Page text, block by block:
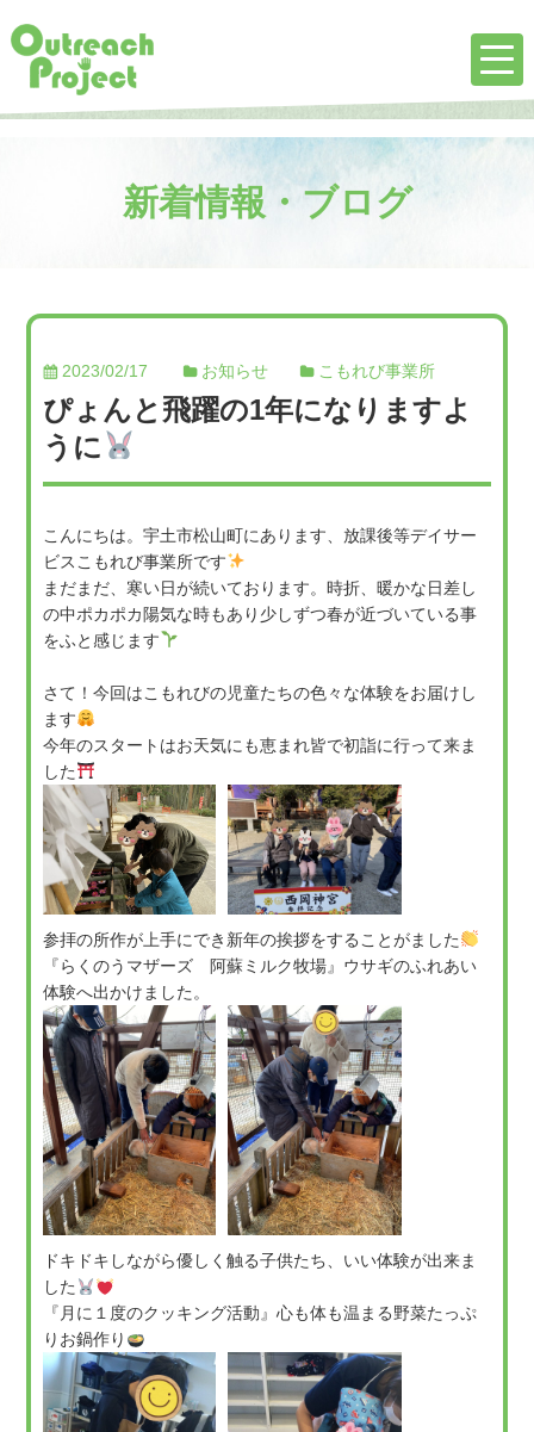
新着情報・ブログ
2023/02/17 お知らせ こもれび事業所
ぴょんと飛躍の1年になりますよ
うに
こんにちは。宇土市松山町にあります、放課後等デイサー
ビスこもれび事業所です
まだまだ、寒い日が続いております。時折、暖かな日差し
の中ポカポカ陽気な時もあり少しずつ春が近づいている事
をふと感じます
さて！今回はこもれびの児童たちの色々な体験をお届けし
ます
今年のスタートはお天気にも恵まれ皆で初詣に行って来ま
した
参拝の所作が上手にでき新年の挨拶をすることがました
『らくのうマザーズ 阿蘇ミルク牧場』ウサギのふれあい
体験へ出かけました。
ドキドキしながら優しく触る子供たち、いい体験が出来ま
した
『月に１度のクッキング活動』心も体も温まる野菜たっぷ
りお鍋作り